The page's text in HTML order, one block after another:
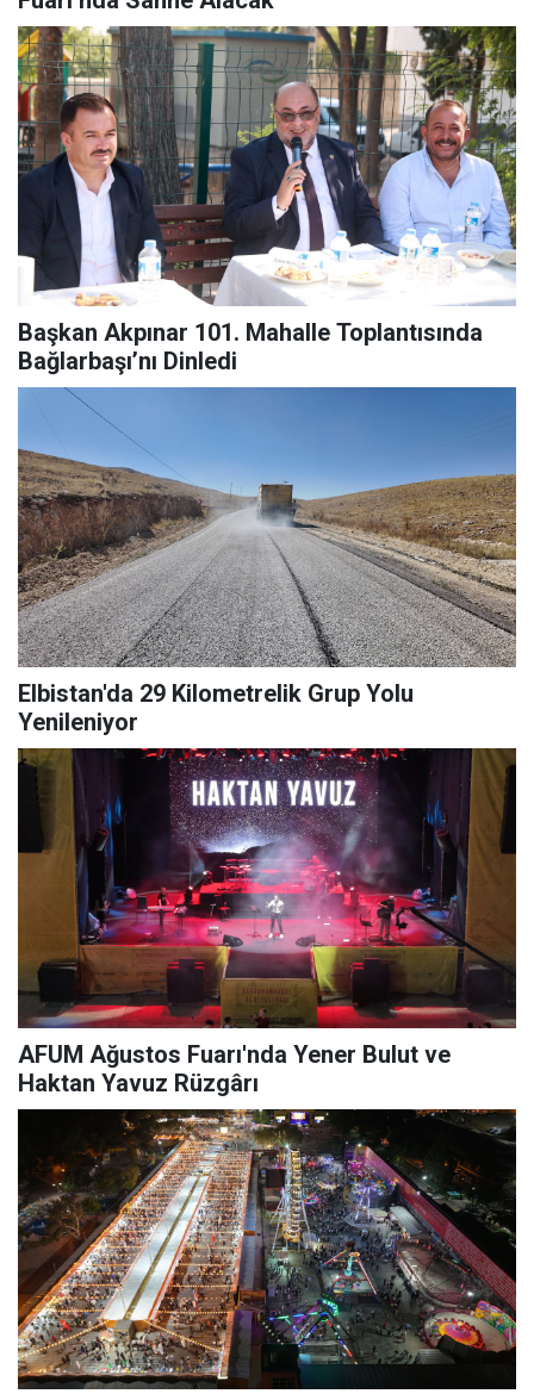
Başkan Akpınar 101. Mahalle Toplantısında
Bağlarbaşı’nı Dinledi
Elbistan'da 29 Kilometrelik Grup Yolu
Yenileniyor
AFUM Ağustos Fuarı'nda Yener Bulut ve
Haktan Yavuz Rüzgârı